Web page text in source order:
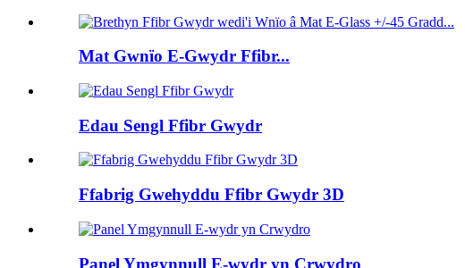
Mat Gwnïo E-Gwydr Ffibr...
Edau Sengl Ffibr Gwydr
Ffabrig Gwehyddu Ffibr Gwydr 3D
Panel Ymgynnull E-wydr yn Crwydro